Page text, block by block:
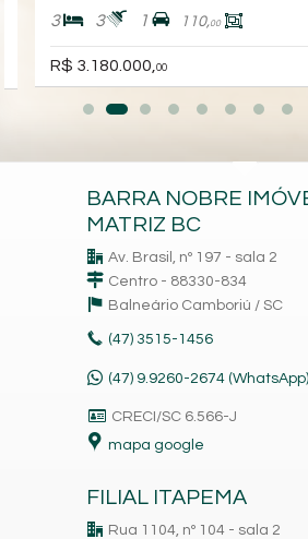
3 3 1 110,00
R$ 3.180.000,00
BARRA NOBRE
MATRIZ BC
Av. Brasil, nº 197 - sala 2
Centro - 88330-834
Balneário Camboriú / SC
(47) 3515-1456
(47) 9.9260-2674 (WhatsApp)
CRECI/SC 6.566-J
mapa google
FILIAL ITAPEMA
Rua 1104, nº 104 - sala 2